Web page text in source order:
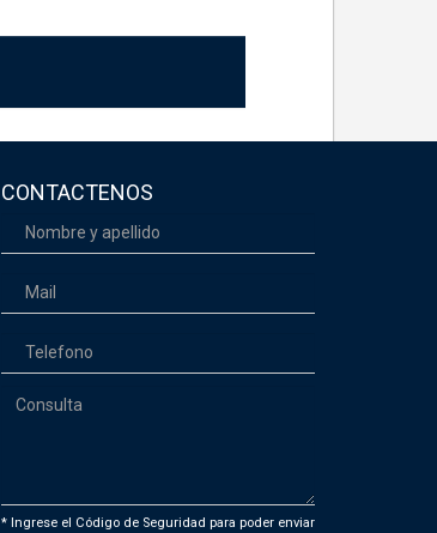
CONTACTENOS
* Ingrese el Código de Seguridad para poder enviar